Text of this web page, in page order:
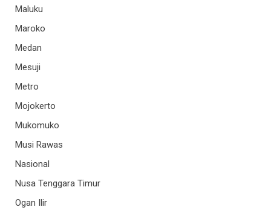
Maluku
Maroko
Medan
Mesuji
Metro
Mojokerto
Mukomuko
Musi Rawas
Nasional
Nusa Tenggara Timur
Ogan Ilir